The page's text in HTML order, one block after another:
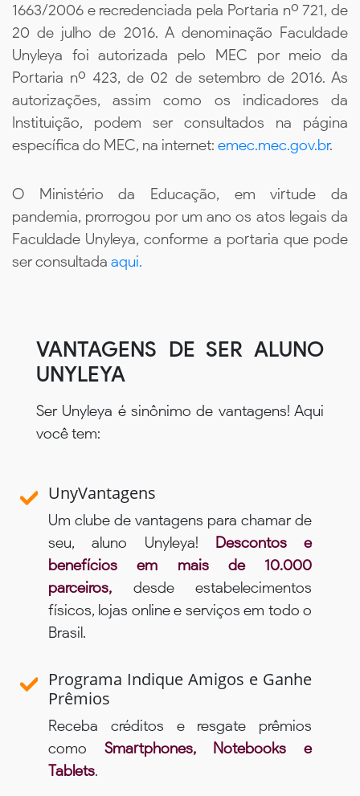
1663/2006 e recredenciada pela Portaria nº 721, de
20 de julho de 2016. A denominação Faculdade
Unyleya foi autorizada pelo MEC por meio da
Portaria nº 423, de 02 de setembro de 2016. As
autorizações, assim como os indicadores da
Instituição, podem ser consultados na página
específica do MEC, na internet: emec.mec.gov.br.
O Ministério da Educação, em virtude da
pandemia, prorrogou por um ano os atos legais da
Faculdade Unyleya, conforme a portaria que pode
ser consultada aqui.
VANTAGENS DE SER ALUNO
UNYLEYA
Ser Unyleya é sinônimo de vantagens! Aqui
você tem:
UnyVantagens
Um clube de vantagens para chamar de
seu, aluno Unyleya! Descontos e
benefícios em mais de 10.000
parceiros, desde estabelecimentos
físicos, lojas online e serviços em todo o
Brasil.
Programa Indique Amigos e Ganhe
Prêmios
Receba créditos e resgate prêmios
como Smartphones, Notebooks e
Tablets.